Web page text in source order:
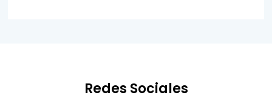
Redes Sociales